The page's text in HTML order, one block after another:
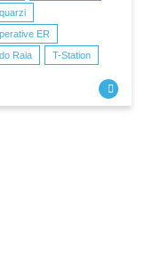
ER
Raia T-Station